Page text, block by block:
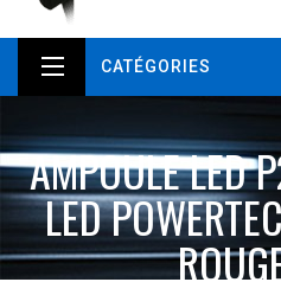
CATÉGORIES
AMPOULE LED
LED